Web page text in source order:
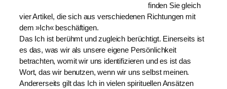
finden Sie gleich
vier Artikel, die sich aus verschiedenen Richtungen mit
dem »Ich« beschäftigen.
Das Ich ist berühmt und zugleich berüchtigt. Einerseits ist
es das, was wir als unsere eigene Persönlichkeit
betrachten, womit wir uns identifizieren und es ist das
Wort, das wir benutzen, wenn wir uns selbst meinen.
Andererseits gilt das Ich in vielen spirituellen Ansätzen